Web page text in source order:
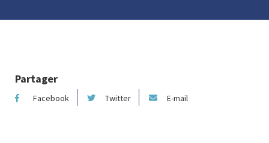
Partager
Facebook Twitter E-mail